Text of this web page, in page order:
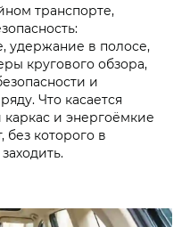
транспорте,
удержание в полосе,
кругового обзора,
и
Что касается
каркас и энергоёмкие
которого в